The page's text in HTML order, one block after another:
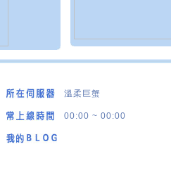
溫柔巨蟹
00:00 ~ 00:00